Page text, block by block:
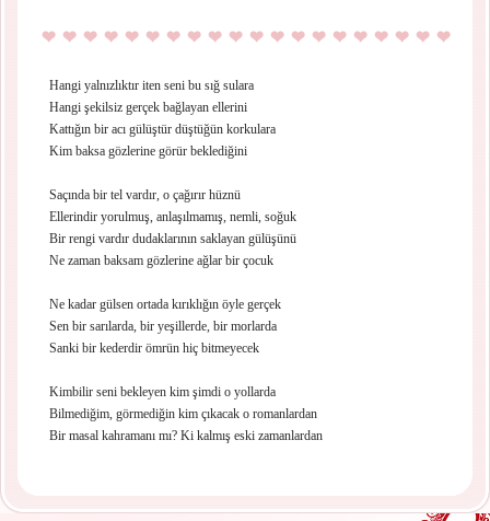
Hangi yalnızlıktır iten seni bu sığ sulara
Hangi şekilsiz gerçek bağlayan ellerini
Kattığın bir acı gülüştür düştüğün korkulara
Kim baksa gözlerine görür beklediğini
Saçında bir tel vardır, o çağırır hüznü
Ellerindir yorulmuş, anlaşılmamış, nemli, soğuk
Bir rengi vardır dudaklarının saklayan gülüşünü
Ne zaman baksam gözlerine ağlar bir çocuk
Ne kadar gülsen ortada kırıklığın öyle gerçek
Sen bir sarılarda, bir yeşillerde, bir morlarda
Sanki bir kederdir ömrün hiç bitmeyecek
Kimbilir seni bekleyen kim şimdi o yollarda
Bilmediğim, görmediğin kim çıkacak o romanlardan
Bir masal kahramanı mı? Ki kalmış eski zamanlardan